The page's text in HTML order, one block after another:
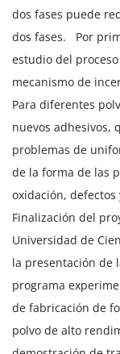
dos fases puede
dos fases.
Por
estudio del
mecanismo de
Para diferentes
nuevos adhesivos,
problemas de
de la forma de las
oxidación,
Finalización del
Universidad de
la presentación de
programa
de fabricación de
polvo de alto